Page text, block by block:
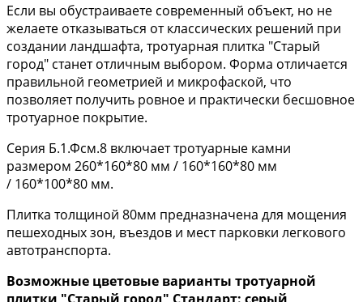
Если вы обустраиваете современный объект, но не
желаете отказываться от классических решений при
создании ландшафта, тротуарная плитка "Старый
город" станет отличным выбором. Форма отличается
правильной геометрией и микрофаской, что
позволяет получить ровное и практически бесшовное
тротуарное покрытие.
Серия Б.1.Фсм.8 включает тротуарные камни
размером 260*160*80 мм / 160*160*80 мм
/ 160*100*80 мм.
Плитка толщиной 80мм предназначена для мощения
пешеходных зон, въездов и мест парковки легкового
автотранспорта.
Возможные цветовые варианты тротуарной